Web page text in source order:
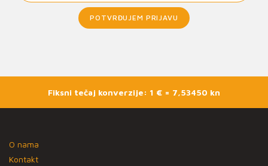
POTVRĐUJEM PRIJAVU
Fiksni tečaj konverzije: 1 € = 7,53450 kn
O nama
Kontakt